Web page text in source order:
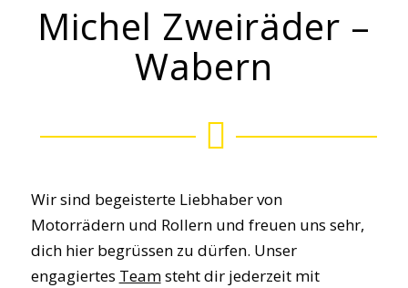
Michel Zweiräder –
Wabern
Wir sind begeisterte Liebhaber von
Motorrädern und Rollern und freuen uns sehr,
dich hier begrüssen zu dürfen. Unser
engagiertes Teamsteht dir jederzeit mit